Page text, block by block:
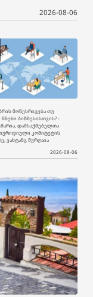
2026-08-06
მოწესრიგება თუ
ბიზნესისთვის? -
დამსაქმებელთა
იურიდიული კომიტეტის
ვახტანგ შურღაია
2026-08-06